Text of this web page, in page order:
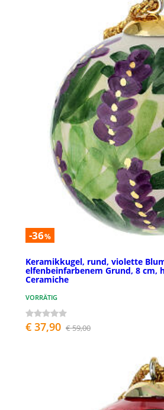
-36%
Keramikkugel, rund, violette
elfenbeinfarbenem Grund, 8 cm,
Ceramiche
VORRÄTIG
€ 37,90 € 59,00